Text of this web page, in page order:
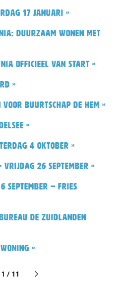
17 januari »
duurzaam wonen met
officieel van start »
»
buurtschap De Hem »
»
4 oktober »
26 september »
september – Fries
De Zuidlanden
»
1 / 11